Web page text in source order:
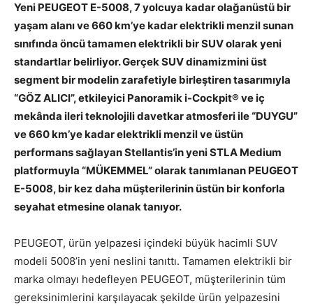
Yeni PEUGEOT E-5008, 7 yolcuya kadar olağanüstü bir
yaşam alanı ve 660 km’ye kadar elektrikli menzil sunan
sınıfında öncü tamamen elektrikli bir SUV olarak yeni
standartlar belirliyor. Gerçek SUV dinamizmini üst
segment bir modelin zarafetiyle birleştiren tasarımıyla
“GÖZ ALICI”, etkileyici Panoramik i-Cockpit® ve iç
mekânda ileri teknolojili davetkar atmosferi ile “DUYGU”
ve 660 km’ye kadar elektrikli menzil ve üstün
performans sağlayan Stellantis’in yeni STLA Medium
platformuyla “MÜKEMMEL” olarak tanımlanan PEUGEOT
E-5008, bir kez daha müşterilerinin üstün bir konforla
seyahat etmesine olanak tanıyor.
PEUGEOT, ürün yelpazesi içindeki büyük hacimli SUV
modeli 5008’in yeni neslini tanıttı. Tamamen elektrikli bir
marka olmayı hedefleyen PEUGEOT, müşterilerinin tüm
gereksinimlerini karşılayacak şekilde ürün yelpazesini